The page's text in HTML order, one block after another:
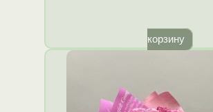
корзину